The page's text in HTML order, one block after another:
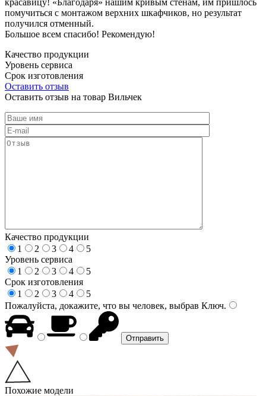
помучиться с монтажом верхних шкафчиков, но результат
получился отменный.
Большое всем спасибо! Рекомендую!
Качество продукции
Уровень сервиса
Срок изготовления
Оставить отзыв
Оставить отзыв на товар Вильчек
Качество продукции
1
2 3 4
5
Уровень сервиса
1
2 3 4
5
Срок изготовления
1
2 3 4
5
Пожалуйста, докажите, что вы человек, выбрав Ключ.
Похожие модели